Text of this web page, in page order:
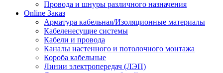
Провода и шнуры различного назначения
Online Заказ
Арматура кабельная/Изоляционные материалы
Кабеленесущие системы
Кабели и провода
Каналы настенного и потолочного монтажа
Короба кабельные
Линии электропередач (ЛЭП)